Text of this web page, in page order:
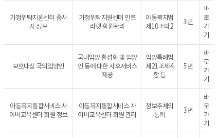
가정위탁지원센터 종사
자 정보
가정위탁지원센터 인트
라넷 회원관리
아동복지법
제10조의2
3년
바
로
가
기
보호대상 국외입양인
국내입양 활성화 및 입양
인 등에 대한 사후서비스
제공
입양특례법
제21조제4
항 등
5년
바
로
가
기
아동복지통합서비스 사
이버교육센터 회원 정보
아동복지통합서비스 사
이버교육센터 회원 관리
정보주체의
동의
3년
바
로
가
기